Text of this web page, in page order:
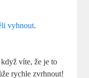
vyhnout.
víte, že je to
rychle zvrhnout!